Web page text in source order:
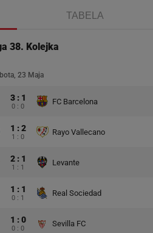
TABELA
38. Kolejka
23 Maja
3 : 1
0 : 0
FC Barcelona
1 : 2
1 : 0
Rayo Vallecano
2 : 1
1 : 1
Levante
1 : 1
0 : 1
Real Sociedad
1 : 0
0 : 0
Sevilla FC